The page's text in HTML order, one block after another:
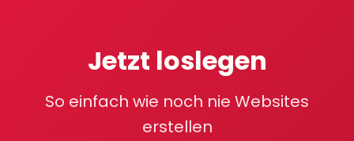
Jetzt loslegen
So einfach wie noch nie Websites
erstellen